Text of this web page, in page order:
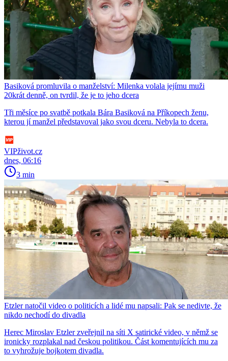
Basiková promluvila o manželství: Milenka volala jejímu muži
20krát denně, on tvrdil, že je to jeho dcera
Tři měsíce po svatbě potkala Bára Basiková na Příkopech ženu,
kterou jí manžel představoval jako svou dceru. Nebyla to dcera.
VIPživot.cz
dnes, 06:16
3 min
Etzler natočil video o politicích a lidé mu napsali: Pak se nedivte, že
nikdo nechodí do divadla
Herec Miroslav Etzler zveřejnil na síti X satirické video, v němž se
ironicky rozplakal nad českou politikou. Část komentujících mu za
to vyhrožuje bojkotem divadla.